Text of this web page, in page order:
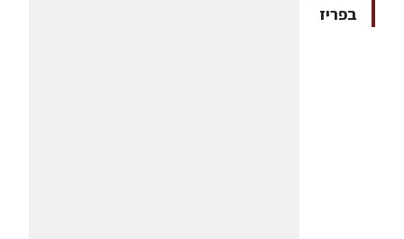
בפריז